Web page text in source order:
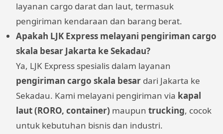
layanan cargo darat dan laut, termasuk
pengiriman kendaraan dan barang berat.
Apakah LJK Express melayani pengiriman cargo
skala besar Jakarta ke Sekadau?
Ya, LJK Express spesialis dalam layanan
pengiriman cargo skala besar dari Jakarta ke
Sekadau. Kami melayani pengiriman via kapal
laut (RORO, container) maupun trucking, cocok
untuk kebutuhan bisnis dan industri.